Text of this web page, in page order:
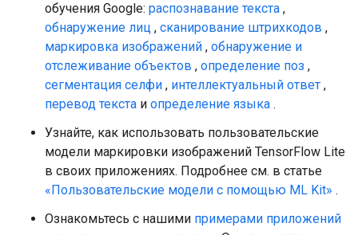
обучения Google: распознавание текста ,
обнаружение лиц , сканирование штрихкодов ,
маркировка изображений , обнаружение и
отслеживание объектов , определение поз ,
сегментация селфи , интеллектуальный ответ ,
перевод текста и определение языка .
Узнайте, как использовать пользовательские
модели маркировки изображений TensorFlow Lite
в своих приложениях. Подробнее см. в статье
«Пользовательские модели с помощью ML Kit» .
Ознакомьтесь с нашими примерами приложений